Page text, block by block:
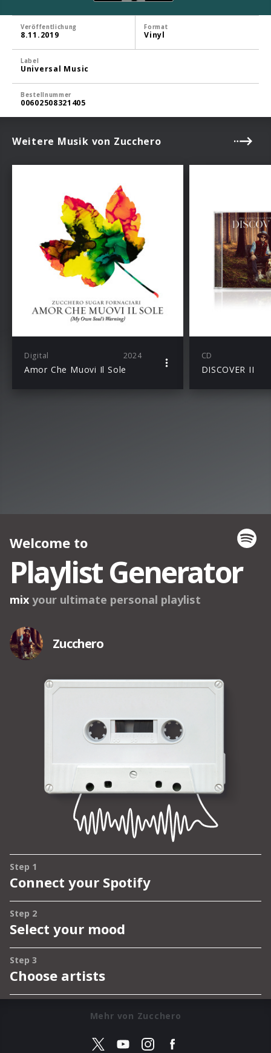
Veröffentlichung
8.11.2019
Format
Vinyl
Label
Universal Music
Bestellnummer
00602508321405
Weitere Musik von Zucchero
Digital 2024
Amor Che Muovi Il Sole
CD
DISCOVER II
Mehr von Zucchero